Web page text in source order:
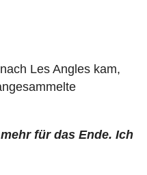
Les Angles kam,
für das Ende. Ich